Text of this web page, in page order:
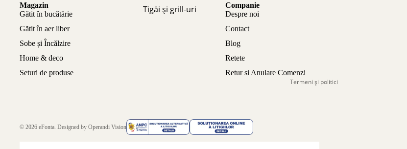
Tigăi și grill-uri
Magazin
Gătit în bucătărie
Gătit în aer liber
Sobe și Încălzire
Home & deco
Seturi de produse
Companie
Despre noi
Contact
Blog
Retete
Retur si Anulare Comenzi
© 2026 eFonta. Designed by Operandi Vision
Termeni și politici